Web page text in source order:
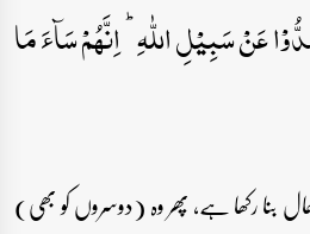
عَنۡ سَبِیۡلِ اللّٰہِ ؕ اِنَّہُمۡ سَآءَ مَا
بنا رکھا ہے، پھر وہ (دوسروں کو بھی)